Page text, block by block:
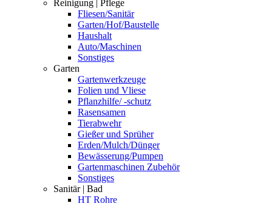
Reinigung | Pflege
Fliesen/Sanitär
Garten/Hof/Baustelle
Haushalt
Auto/Maschinen
Sonstiges
Garten
Gartenwerkzeuge
Folien und Vliese
Pflanzhilfe/ -schutz
Rasensamen
Tierabwehr
Gießer und Sprüher
Erden/Mulch/Dünger
Bewässerung/Pumpen
Gartenmaschinen Zubehör
Sonstiges
Sanitär | Bad
HT Rohre